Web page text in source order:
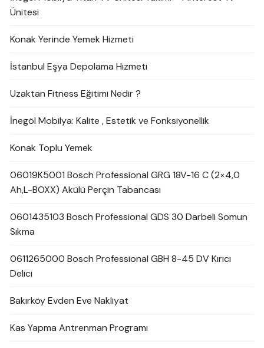
Ünitesi
Konak Yerinde Yemek Hizmeti
İstanbul Eşya Depolama Hizmeti
Uzaktan Fitness Eğitimi Nedir ?
İnegöl Mobilya: Kalite , Estetik ve Fonksiyonellik
Konak Toplu Yemek
06019K5001 Bosch Professional GRG 18V-16 C (2×4,0
Ah,L-BOXX) Akülü Perçin Tabancası
0601435103 Bosch Professional GDS 30 Darbeli Somun
Sıkma
0611265000 Bosch Professional GBH 8-45 DV Kırıcı
Delici
Bakırköy Evden Eve Nakliyat
Kas Yapma Antrenman Programı